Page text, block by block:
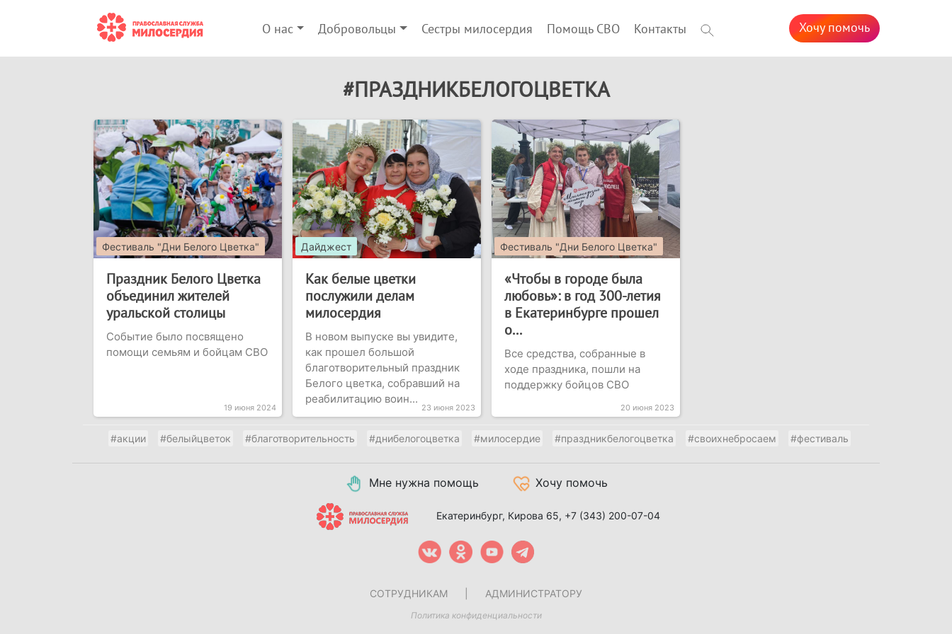
О нас Добровольцы Сестры милосердия Помощь СВО Контакты Хочу помочь
#ПРАЗДНИКБЕЛОГОЦВЕТКА
Фестиваль "Дни Белого Цветка"
Праздник Белого Цветка
объединил жителей
уральской столицы
Событие было посвящено
помощи семьям и бойцам СВО
19 июня 2024
Дайджест
Как белые цветки
послужили делам
милосердия
В новом выпуске вы увидите,
как прошел большой
благотворительный праздник
Белого цветка, собравший на
реабилитацию воин...
23 июня 2023
Фестиваль "Дни Белого Цветка"
«Чтобы в городе была
любовь»: в год 300-летия
в Екатеринбурге прошел
о...
Все средства, собранные в
ходе праздника, пошли на
поддержку бойцов СВО
20 июня 2023
#акции #белыйцветок #благотворительность #днибелогоцветка #милосердие #праздникбелогоцветка #своихнебросаем #фестиваль
Мне нужна помощь Хочу помочь
Екатеринбург, Кирова 65, +7 (343) 200-07-04
СОТРУДНИКАМ АДМИНИСТРАТОРУ
Политика конфиденциальности